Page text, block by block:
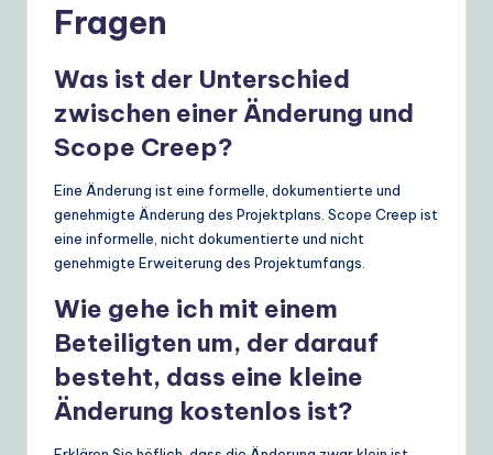
Fragen
Was ist der Unterschied
zwischen einer Änderung und
Scope Creep?
Eine Änderung ist eine formelle, dokumentierte und
genehmigte Änderung des Projektplans. Scope Creep ist
eine informelle, nicht dokumentierte und nicht
genehmigte Erweiterung des Projektumfangs.
Wie gehe ich mit einem
Beteiligten um, der darauf
besteht, dass eine kleine
Änderung kostenlos ist?